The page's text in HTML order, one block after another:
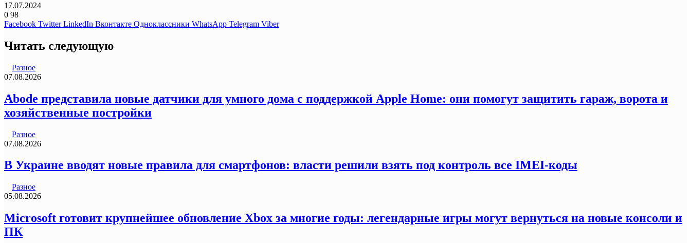
17.07.2024
0 98
Facebook Twitter LinkedIn Вконтакте Одноклассники WhatsApp Telegram Viber
Читать следующую
Разное
07.08.2026
Abode представила новые датчики для умного дома с поддержкой Apple Home: они помогут защитить гараж, ворота и
хозяйственные постройки
Разное
07.08.2026
В Украине вводят новые правила для смартфонов: власти решили взять под контроль все IMEI-коды
Разное
05.08.2026
Microsoft готовит крупнейшее обновление Xbox за многие годы: легендарные игры могут вернуться на новые консоли и
ПК